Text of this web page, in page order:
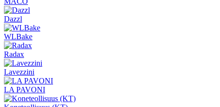
Dazzl
WLBake
Radax
Lavezzini
LA PAVONI